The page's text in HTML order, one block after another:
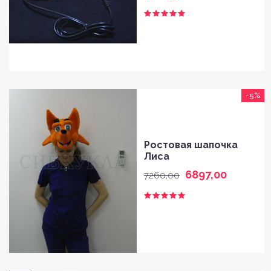
-5%
Ростовая шапочка
Лиса
7260,00 6897,00